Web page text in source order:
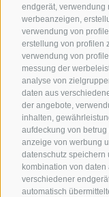
endgerät, verwendung
werbeanzeigen,
verwendung von
erstellung von profilen
verwendung von
messung der
analyse von
daten aus
der angebote,
inhalten,
aufdeckung von
anzeige von werbung
datenschutz speichern
kombination von
verschiedener
automatisch